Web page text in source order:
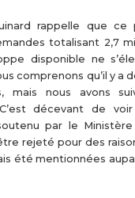
rappelle que ce
totalisant 2,7
disponible ne
comprenons qu’il y a
mais nous avons
décevant de
par le
rejeté pour des
été mentionnées